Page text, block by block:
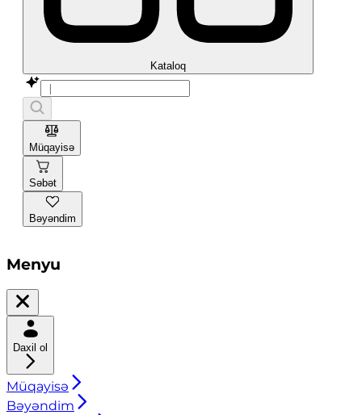
Kataloq
Müqayisə
Səbət
Bəyəndim
Menyu
Daxil ol
Müqayisə
Bəyəndim